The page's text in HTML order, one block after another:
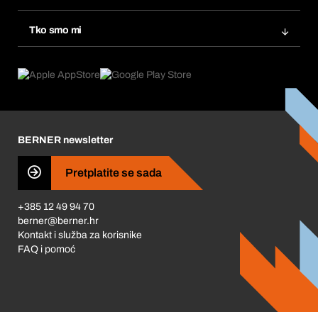
Ponovno naručivanje
Pretplate
Tražitelji proizvoda
Tko smo mi
Što nas pokreće
Business Conduct
BERNER newsletter
Pretplatite se sada
+385 12 49 94 70
berner@berner.hr
Kontakt i služba za korisnike
FAQ i pomoć